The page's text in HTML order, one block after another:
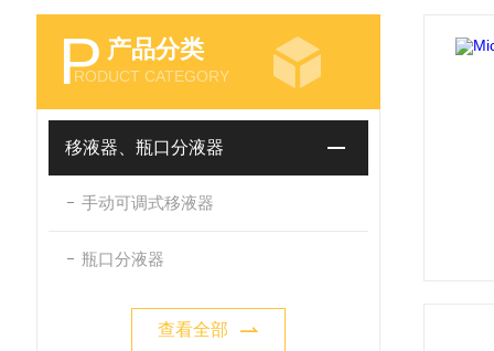
P 产品分类
RODUCT CATEGORY
移液器、瓶口分液器
手动可调式移液器
瓶口分液器
查看全部